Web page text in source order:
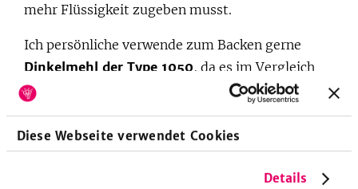
Diese Webseite verwendet Cookies
Details
mehr Flüssigkeit zugeben musst.
Ich persönliche verwende zum Backen gerne
Dinkelmehl der Type 1050, da es im Vergleich
mit Weizenvollkornmehl – trotz hohem Gehalt
helleres, zarteres Backergebnis sorgt.
Falls du bisher mit Weizenmehl gebacken hast